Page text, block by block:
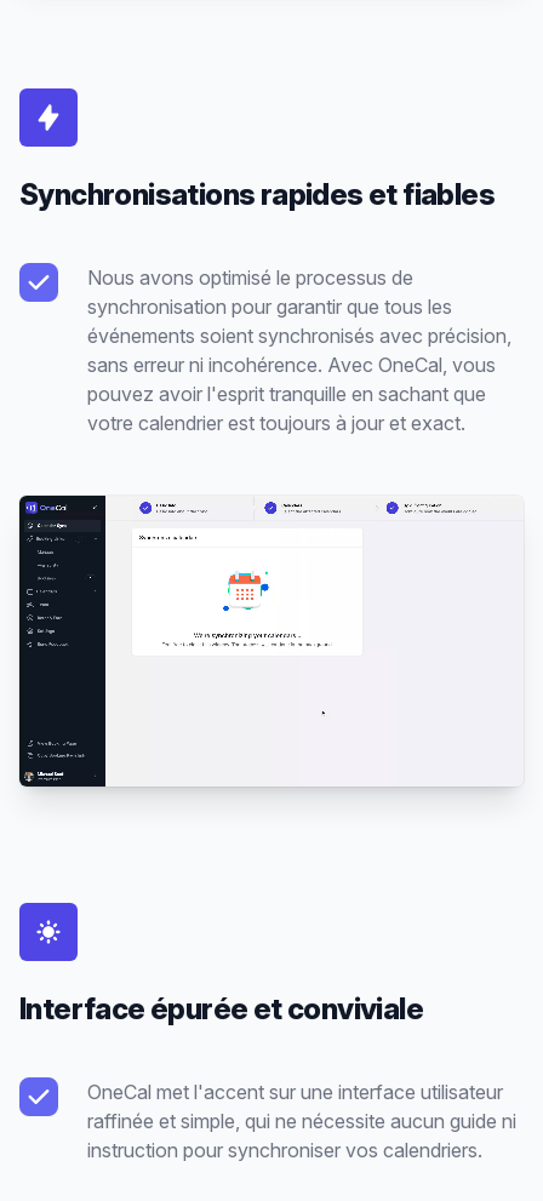
Synchronisations rapides et fiables
Nous avons optimisé le processus de
synchronisation pour garantir que tous les
événements soient synchronisés avec précision,
sans erreur ni incohérence. Avec OneCal, vous
pouvez avoir l'esprit tranquille en sachant que
votre calendrier est toujours à jour et exact.
Interface épurée et conviviale
OneCal met l'accent sur une interface utilisateur
raffinée et simple, qui ne nécessite aucun guide ni
instruction pour synchroniser vos calendriers.